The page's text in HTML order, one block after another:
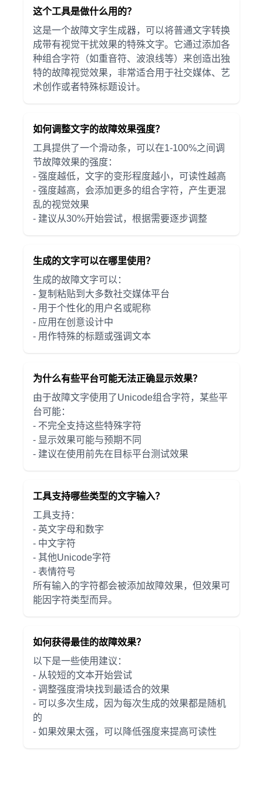
这个工具是做什么用的？
这是一个故障文字生成器，可以将普通文字转换
成带有视觉干扰效果的特殊文字。它通过添加各
种组合字符（如重音符、波浪线等）来创造出独
特的故障视觉效果，非常适合用于社交媒体、艺
术创作或者特殊标题设计。
如何调整文字的故障效果强度？
工具提供了一个滑动条，可以在1-100%之间调
节故障效果的强度：
- 强度越低，文字的变形程度越小，可读性越高
- 强度越高，会添加更多的组合字符，产生更混
乱的视觉效果
- 建议从30%开始尝试，根据需要逐步调整
生成的文字可以在哪里使用？
生成的故障文字可以：
- 复制粘贴到大多数社交媒体平台
- 用于个性化的用户名或昵称
- 应用在创意设计中
- 用作特殊的标题或强调文本
为什么有些平台可能无法正确显示效果？
由于故障文字使用了Unicode组合字符，某些平
台可能：
- 不完全支持这些特殊字符
- 显示效果可能与预期不同
- 建议在使用前先在目标平台测试效果
工具支持哪些类型的文字输入？
工具支持：
- 英文字母和数字
- 中文字符
- 其他Unicode字符
- 表情符号
所有输入的字符都会被添加故障效果，但效果可
能因字符类型而异。
如何获得最佳的故障效果？
以下是一些使用建议：
- 从较短的文本开始尝试
- 调整强度滑块找到最适合的效果
- 可以多次生成，因为每次生成的效果都是随机
的
- 如果效果太强，可以降低强度来提高可读性